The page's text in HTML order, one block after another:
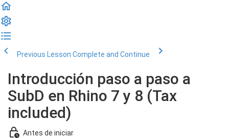
Previous Lesson Complete and Continue
Introducción paso a paso a
SubD en Rhino 7 y 8 (Tax
included)
Antes de iniciar